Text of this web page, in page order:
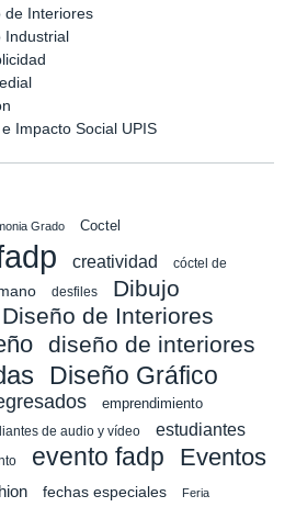
de Interiores
Industrial
Impacto Social UPIS
Grado Coctel
creatividad
cóctel de
desfiles
Dibujo
de Interiores
diseño de interiores
Diseño Gráfico
emprendimiento
de audio y vídeo
estudiantes
evento fadp
Eventos
fechas especiales Feria